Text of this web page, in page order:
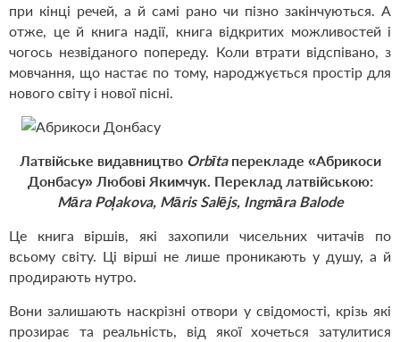
при кінці речей, а й самі рано чи пізно закінчуються. А
отже, це й книга надії, книга відкритих можливостей і
чогось незвіданого попереду. Коли втрати відспівано, з
мовчання, що настає по тому, народжується простір для
нового світу і нової пісні.
Латвійське видавництво Orbītaперекладе «Абрикоси
Донбасу»Любові Якимчук. Переклад латвійською:
Māra Poļakova, Māris Salējs, Ingmāra Balode
Це книга віршів, які захопили чисельних читачів по
всьому світу. Ці вірші не лише проникають у душу, а й
продирають нутро.
Вони залишають наскрізні отвори у свідомості, крізь які
прозирає та реальність, від якої хочеться затулитися